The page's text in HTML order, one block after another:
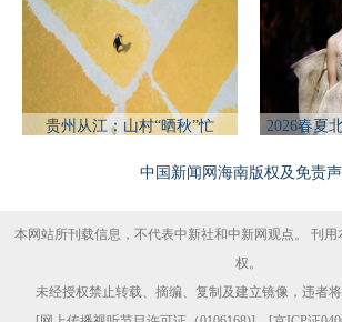
贵州从江：山村“晒秋”忙
2026春夏
中国新闻网海南版权及免责
本网站所刊载信息，不代表中新社和中新网观点。 刊
权。
未经授权禁止转载、摘编、复制及建立镜像，违者将